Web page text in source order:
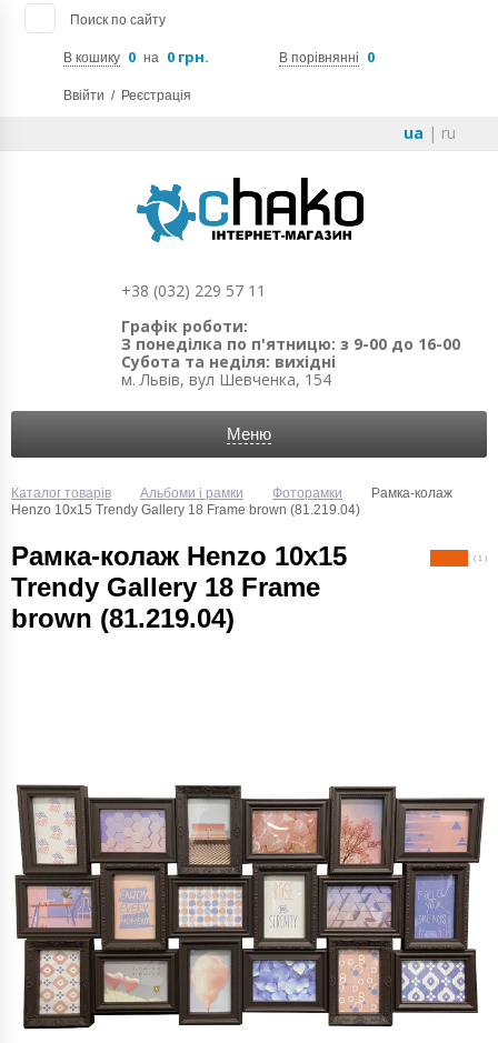
Поиск по сайту
В кошику 0 на 0 грн. В порівнянні 0
Ввійти / Реєстрація
ua | ru
+38 (032) 229 57 11
Графік роботи:
З понеділка по п'ятницю: з 9-00 до 16-00
Субота та неділя: вихідні
м. Львів, вул Шевченка, 154
Меню
Каталог товарів Альбоми і рамки Фоторамки
Рамка-колаж
Henzo 10х15 Trendy Gallery 18 Frame brown (81.219.04)
Рамка-колаж Henzo 10х15
Trendy Gallery 18 Frame
brown (81.219.04)
( 1 )